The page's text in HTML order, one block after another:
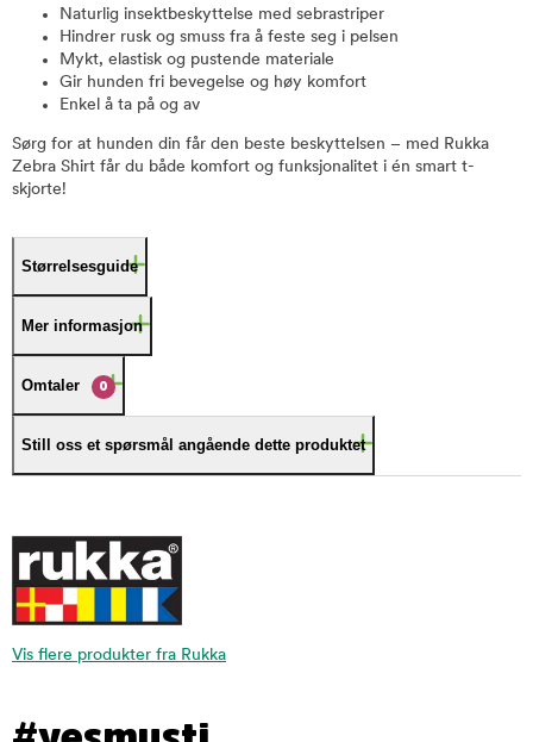
Naturlig insektbeskyttelse med sebrastriper
Hindrer rusk og smuss fra å feste seg i pelsen
Mykt, elastisk og pustende materiale
Gir hunden fri bevegelse og høy komfort
Enkel å ta på og av
Sørg for at hunden din får den beste beskyttelsen – med Rukka
Zebra Shirt får du både komfort og funksjonalitet i én smart t-
skjorte!
Størrelsesguide
Mer informasjon
Omtaler 0
Still oss et spørsmål angående dette produktet
Vis flere produkter fra Rukka